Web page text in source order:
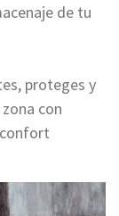
de tu
proteges y
con